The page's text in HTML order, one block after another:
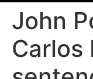
John
Carlos